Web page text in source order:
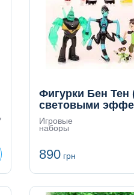
Фигурки Бен Тен
световыми
Игровые
наборы
890грн